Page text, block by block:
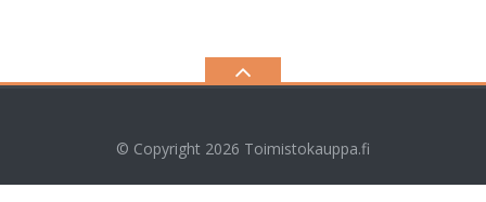
© Copyright 2026 Toimistokauppa.fi